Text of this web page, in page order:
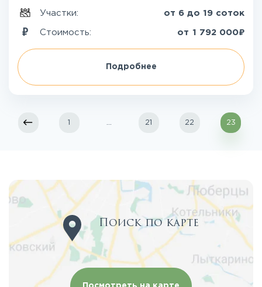
Участки: от 6 до 19 соток
Стоимость: от 1 792 000₽
Подробнее
1 21 22 23
Поиск по карте